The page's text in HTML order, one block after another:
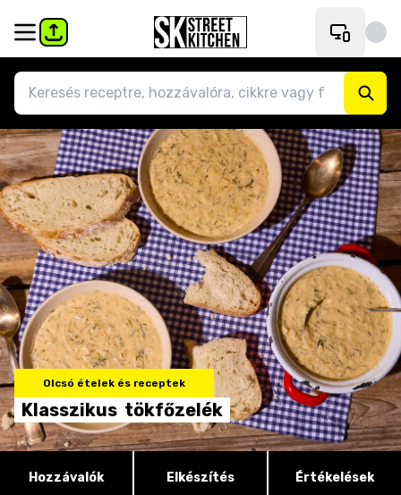
Olcsó ételek és receptek
Klasszikus tökfőzelék
Hozzávalók Elkészítés Értékelések